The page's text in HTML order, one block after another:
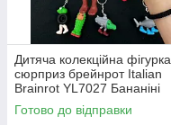
Дитяча колекційна фігурка
сюрприз брейнрот Italian
Brainrot YL7027 Бананіні
Сахур Тралалело Ларілі
Ларіла
Готово до відправки